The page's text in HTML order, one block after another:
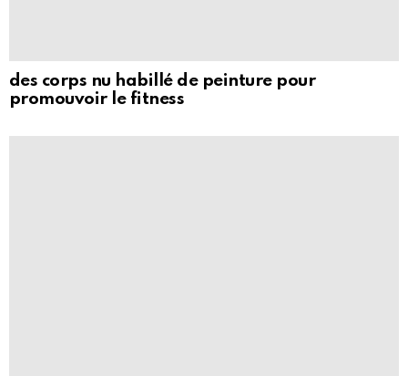
des corps nu habillé de peinture pour
promouvoir le fitness